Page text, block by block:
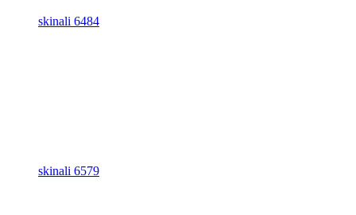
skinali 6484
skinali 6579